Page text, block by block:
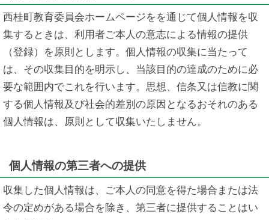
西桂町教育委員会ホームページをを通じて個人情報を収
集するときは、利用者ご本人の意志による情報の提供
（登録）を原則とします。個人情報の収集に当たって
は、その収集目的を明示し、当該目的の達成のために必
要な範囲内でこれを行います。思想、信条又は信教に関
する個人情報及び社会的差別の原因となるおそれのある
個人情報は、原則として収集いたしません。
個人情報の第三者への提供
収集した個人情報は、ご本人の同意を得た場合または法
令の定めがある場合を除き、第三者に提供することはい